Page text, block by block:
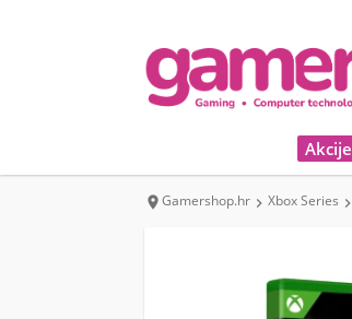
Akcije
Gamershop.hr  Xbox Series 